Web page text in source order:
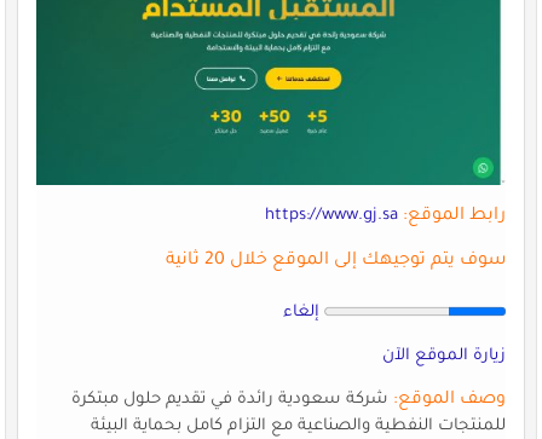
رابط الموقع: https://www.gj.sa
سوف يتم توجيهك إلى الموقع خلال 20 ثانية
إلغاء
زيارة الموقع الآن
وصف الموقع:شركة سعودية رائدة في تقديم حلول مبتكرة
للمنتجات النفطية والصناعية مع التزام كامل بحماية البيئة